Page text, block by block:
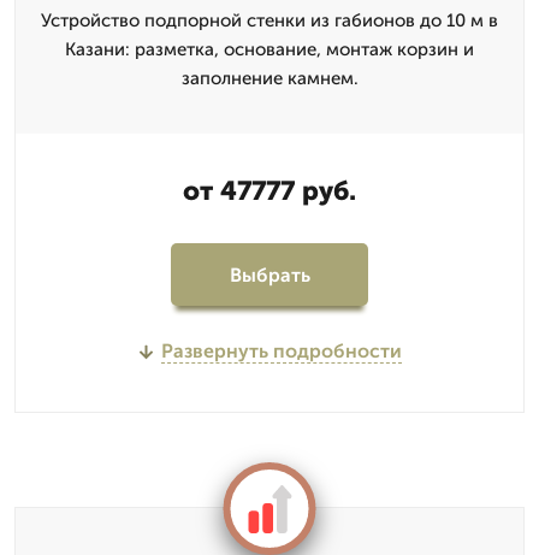
Устройство подпорной стенки из габионов до 10 м в
Казани: разметка, основание, монтаж корзин и
заполнение камнем.
от 47777 руб.
Выбрать
Развернуть подробности